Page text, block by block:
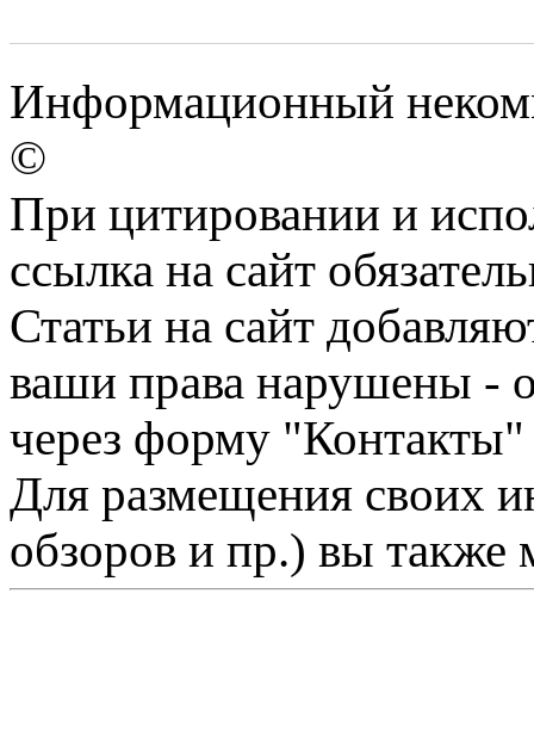
Информационный
©
При цитировании и
ссылка на сайт
Статьи на сайт
ваши права нарушены -
через форму "Контакты"
Для размещения своих
обзоров и пр.) вы также